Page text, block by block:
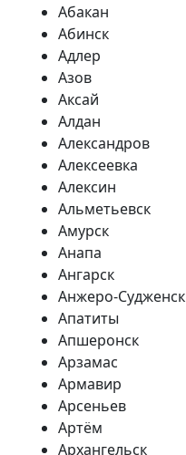
Абакан
Абинск
Адлер
Азов
Аксай
Алдан
Александров
Алексеевка
Алексин
Альметьевск
Амурск
Анапа
Ангарск
Анжеро-Судженск
Апатиты
Апшеронск
Арзамас
Армавир
Арсеньев
Артём
Архангельск